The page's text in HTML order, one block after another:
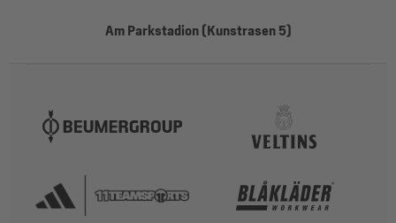
Am Parkstadion (Kunstrasen 5)